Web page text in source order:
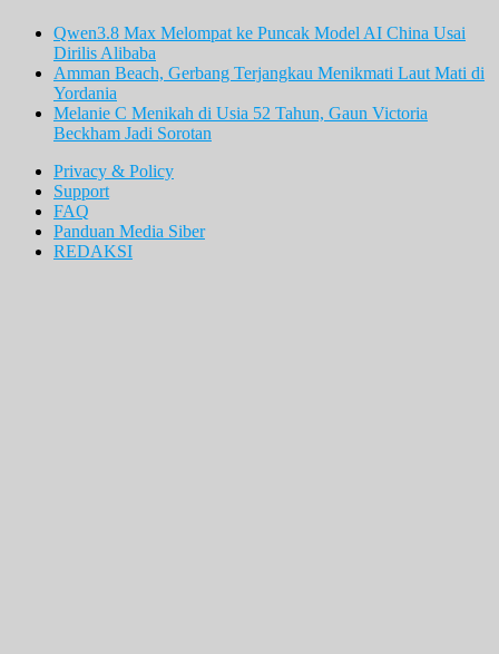
Qwen3.8 Max Melompat ke Puncak Model AI China Usai
Dirilis Alibaba
Amman Beach, Gerbang Terjangkau Menikmati Laut Mati di
Yordania
Melanie C Menikah di Usia 52 Tahun, Gaun Victoria
Beckham Jadi Sorotan
Privacy & Policy
Support
FAQ
Panduan Media Siber
REDAKSI